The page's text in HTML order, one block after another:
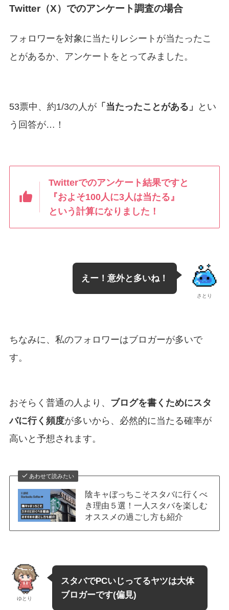
Twitter（X）でのアンケート調査の場合
フォロワーを対象に当たりレシートが当たったこ
とがあるか、アンケートをとってみました。
53票中、約1/3の人が「当たったことがある」
とい
う回答が…！
Twitterでのアンケート結果ですと
『およそ100人に3人は当たる』
という計算になりました！
さとり
えー！意外と多いね！
ちなみに、私のフォロワーはブロガーが多いで
す。
おそらく普通の人より、 ブログを書くためにスタ
バに行く頻度が多いから、必然的に当たる確率が
高いと予想されます。
あわせて読みたい
陰キャぼっちこそスタバに行くべ
き理由５選！一人スタバを楽しむ
オススメの過ごし方も紹介
ゆとり
スタバでPCいじってるヤツは大体
ブロガーです(偏見)